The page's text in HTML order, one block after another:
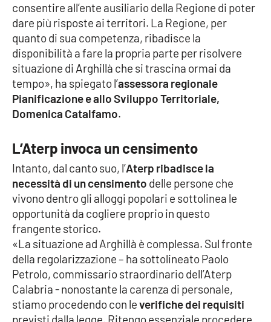
Vibo Valentia
Reggio Calabria
Cosenza
Lamezia Terme
PROGETTI
SPECIALI
Buona Sanità Calabria
LA
CALABRIAVISIONE
Destinazioni
Eventi
Food
consentire all’ente ausiliario della Regione di poter
dare più risposte ai territori. La Regione, per
quanto di sua competenza, ribadisce la
disponibilità a fare la propria parte per risolvere
situazione di Arghillà che si trascina ormai da
tempo», ha spiegato l’assessora regionale
Pianificazione e allo Sviluppo Territoriale,
Domenica Catalfamo.
L’Aterp invoca un censimento
Intanto, dal canto suo, l’Aterp ribadisce la
necessità di un censimento delle persone che
vivono dentro gli alloggi popolari e sottolinea le
opportunità da cogliere proprio in questo
frangente storico.
«La situazione ad Arghillà è complessa. Sul fronte
della regolarizzazione – ha sottolineato Paolo
Petrolo, commissario straordinario dell’Aterp
Calabria - nonostante la carenza di personale,
stiamo procedendo con leverifiche dei requisiti